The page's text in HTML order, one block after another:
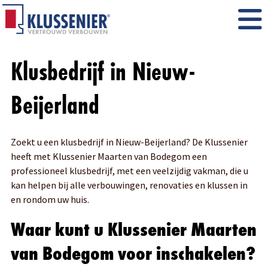
Klusbedrijf in Nieuw-
Beijerland
Zoekt u een klusbedrijf in Nieuw-Beijerland? De Klussenier
heeft met Klussenier Maarten van Bodegom een
professioneel klusbedrijf, met een veelzijdig vakman, die u
kan helpen bij alle verbouwingen, renovaties en klussen in
en rondom uw huis.
Waar kunt u Klussenier Maarten
van Bodegom voor inschakelen?